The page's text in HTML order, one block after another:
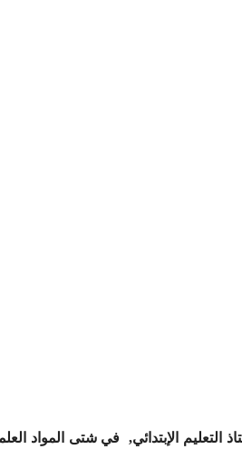
التعليم الإبتدائي, في شتى المواد